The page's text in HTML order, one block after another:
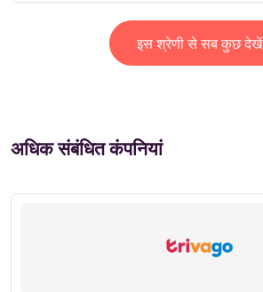
इस श्रेणी से सब कुछ देखें
अधिक संबंधित कंपनियां